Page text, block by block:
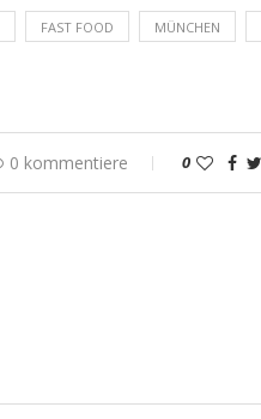
FAST FOOD MÜNCHEN
0 kommentiere 0